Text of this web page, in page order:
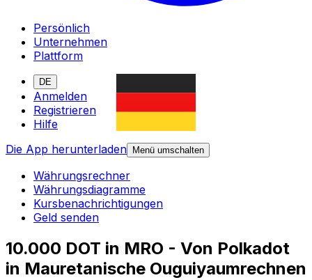
Persönlich
Unternehmen
Plattform
DE
Anmelden
Registrieren
Hilfe
Die App herunterladen
Menü umschalten
Währungsrechner
Währungsdiagramme
Kursbenachrichtigungen
Geld senden
10.000 DOT in MRO - Von Polkadot
in Mauretanische Ouguiyaumrechnen